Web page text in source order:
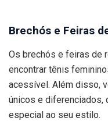
Brechós e Feiras
Os brechós e feiras de
encontrar tênis
acessível. Além disso,
únicos e diferenciados,
especial ao seu estilo.